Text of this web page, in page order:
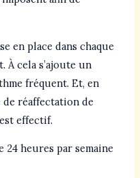
en place dans chaque
À cela s’ajoute un
fréquent. Et, en
de réaffectation de
effectif.
24 heures par semaine